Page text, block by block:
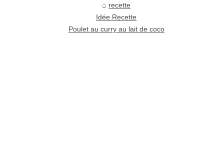
recette
Idée Recette
Poulet au curry au lait de coco